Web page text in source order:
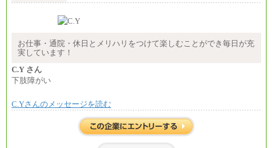
（５）月給147,800円以上（実働6時間）
時給 1,226円（実働4.5時間）
間額換算額）
・退職金相当手当 37円
お仕事・通院・休日とメリハリをつけて楽しむことができ毎日が充
実しています！
C.Y さん
下肢障がい
C.Yさんのメッセージを読む